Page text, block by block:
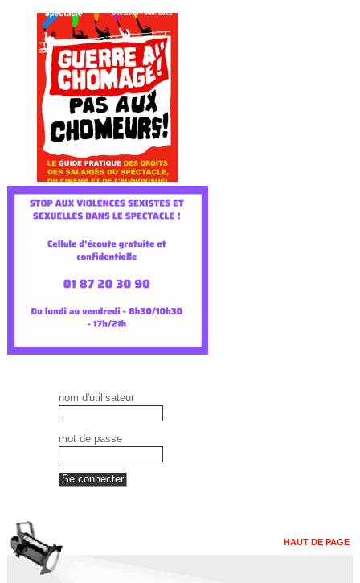
nom d'utilisateur
mot de passe
HAUT DE PAGE